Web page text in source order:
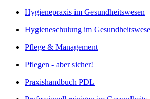
Hygienepraxis im Gesundheitswesen
Hygieneschulung im
Pflege & Management
Pflegen - aber sicher!
Praxishandbuch PDL